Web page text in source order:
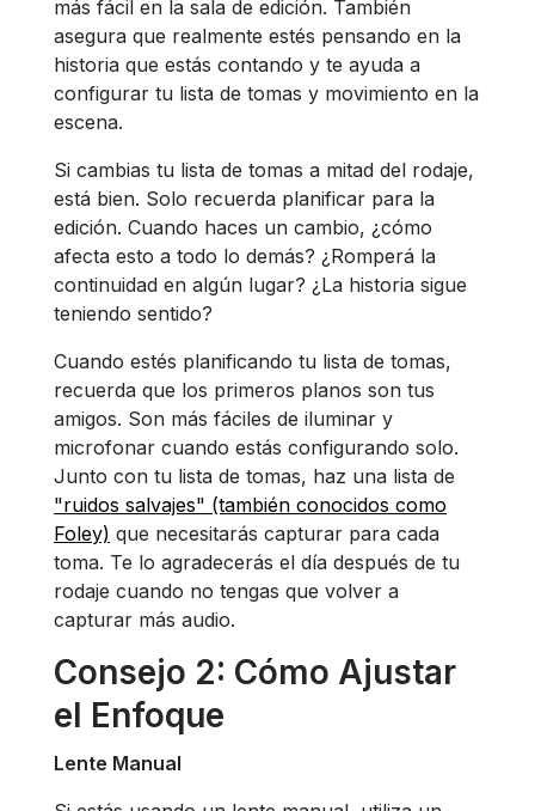
más fácil en la sala de edición. También
asegura que realmente estés pensando en la
historia que estás contando y te ayuda a
configurar tu lista de tomas y movimiento en la
escena.
Si cambias tu lista de tomas a mitad del rodaje,
está bien. Solo recuerda planificar para la
edición. Cuando haces un cambio, ¿cómo
afecta esto a todo lo demás? ¿Romperá la
continuidad en algún lugar? ¿La historia sigue
teniendo sentido?
Cuando estés planificando tu lista de tomas,
recuerda que los primeros planos son tus
amigos. Son más fáciles de iluminar y
microfonar cuando estás configurando solo.
Junto con tu lista de tomas, haz una lista de
"ruidos salvajes" (también conocidos como
Foley) que necesitarás capturar para cada
toma. Te lo agradecerás el día después de tu
rodaje cuando no tengas que volver a
capturar más audio.
Consejo 2: Cómo Ajustar
el Enfoque
Lente Manual